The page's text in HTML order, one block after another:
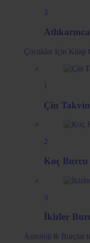
3
Çocuklar İçin Kitap
1
Çin
2
Koç Burcu
3
İkizler
Astroloji & Burçlar